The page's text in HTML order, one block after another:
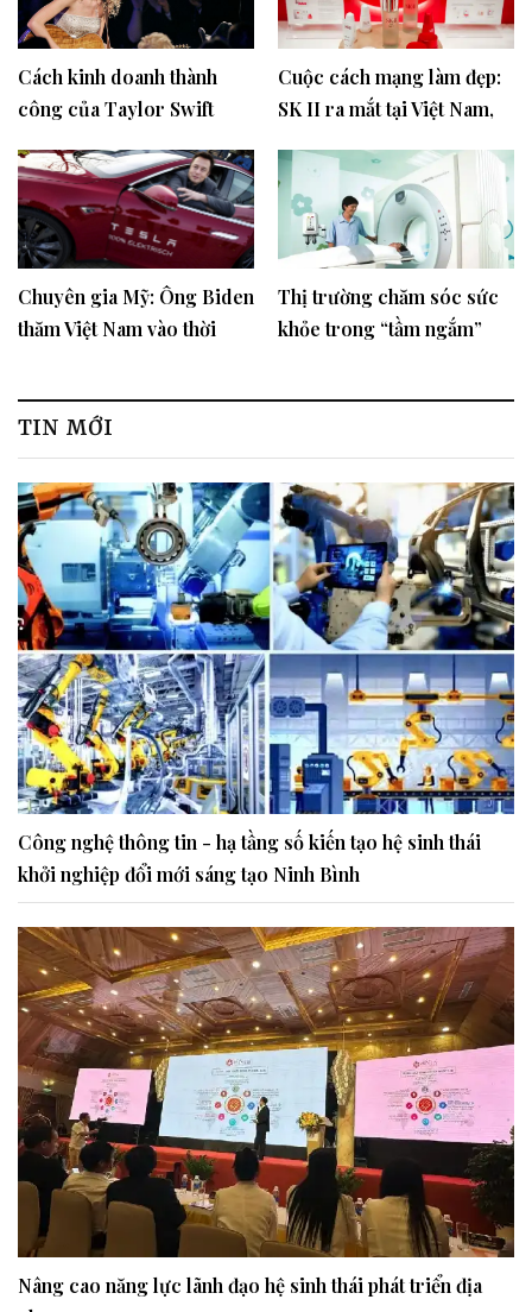
Cách kinh doanh thành
công của Taylor Swift
Cuộc cách mạng làm đẹp:
SK II ra mắt tại Việt Nam,
làn da tỏa sáng
Chuyên gia Mỹ: Ông Biden
thăm Việt Nam vào thời
Thị trường chăm sóc sức
khỏe trong “tầm ngắm”
TIN MỚI
Công nghệ thông tin - hạ tầng số kiến tạo hệ sinh thái
khởi nghiệp đổi mới sáng tạo Ninh Bình
Nâng cao năng lực lãnh đạo hệ sinh thái phát triển địa